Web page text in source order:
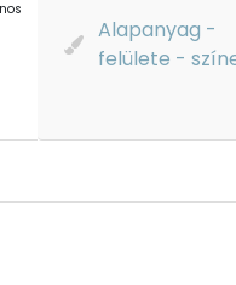
Alapanyag -
felülete -